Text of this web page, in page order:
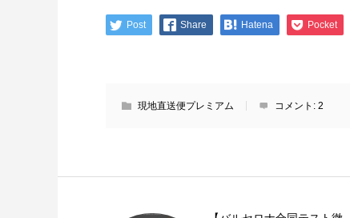
Post Share Hatena Pocket
現地直送便プレミアム コメント: 2